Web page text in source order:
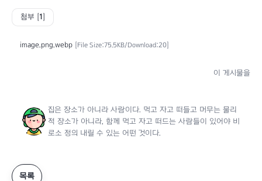
첨부 [ 1
image.png.webp [File Size:75.5KB/Download:20]
이 게시물을
집은 장소가 아니라 사람이다. 먹고 자고 떠들고 머무는 물리
적 장소가 아니라, 함께 먹고 자고 떠드는 사람들이 있어야 비
로소 정의 내릴 수 있는 어떤 것이다.
목록